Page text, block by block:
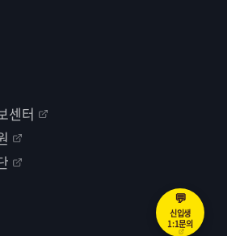
센터
💬
신입생
1:1문의